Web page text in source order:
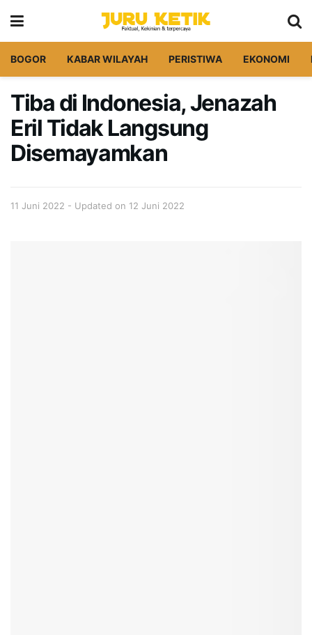
BOGOR KABAR WILAYAH PERISTIWA EKONOMI
Tiba di Indonesia, Jenazah
Eril Tidak Langsung
Disemayamkan
11 Juni 2022 - Updated on 12 Juni 2022